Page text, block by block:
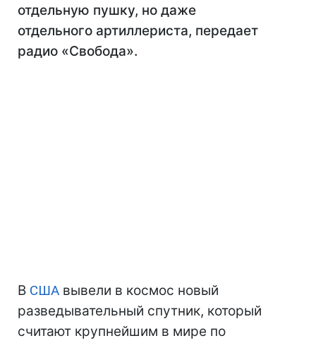
отдельную пушку, но даже
отдельного артиллериста, передает
радио «Свобода».
В США вывели в космос новый
разведывательный спутник, который
считают крупнейшим в мире по